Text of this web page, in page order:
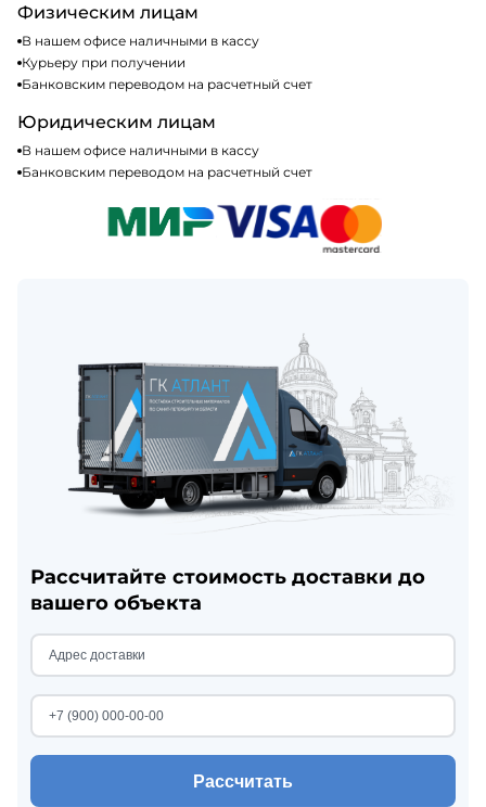
Физическим лицам
В нашем офисе наличными в кассу
Курьеру при получении
Банковским переводом на расчетный счет
Юридическим лицам
В нашем офисе наличными в кассу
Банковским переводом на расчетный счет
Рассчитайте стоимость доставки до
вашего объекта
Рассчитать